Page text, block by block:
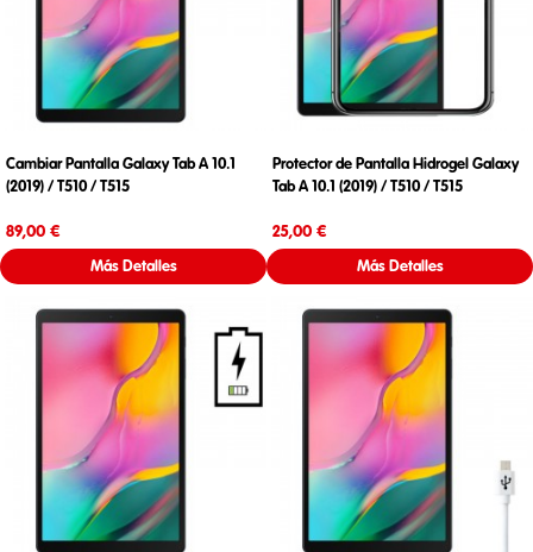
Cambiar Pantalla Galaxy Tab A 10.1
(2019) / T510 / T515
89,00 €
Más Detalles
Protector de Pantalla Hidrogel Galaxy
Tab A 10.1 (2019) / T510 / T515
25,00 €
Más Detalles